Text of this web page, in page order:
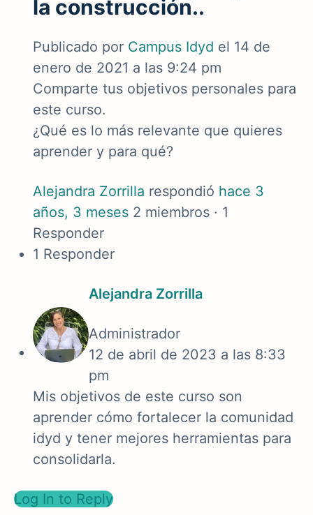
la construcción..
Publicado por Campus Idyd el 14 de
enero de 2021 a las 9:24 pm
Comparte tus objetivos personales para
este curso.
¿Qué es lo más relevante que quieres
aprender y para qué?
Alejandra Zorrilla respondió hace 3
años, 3 meses 2 miembros · 1
Responder
1 Responder
Alejandra Zorrilla
Administrador
12 de abril de 2023 a las 8:33
pm
Mis objetivos de este curso son
aprender cómo fortalecer la comunidad
idyd y tener mejores herramientas para
consolidarla.
Log In to Reply